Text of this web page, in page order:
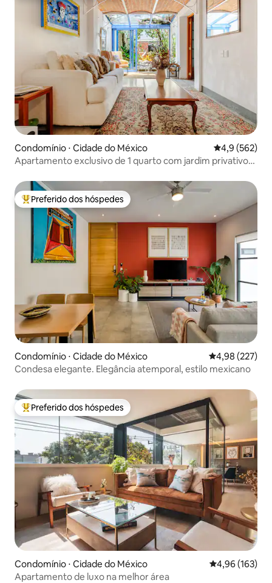
Condomínio ⋅ Cidade do México 4,9 de uma
4,9 (562)
Apartamento exclusivo de 1 quarto com jardim privativo
Entre os melhores preferidos dos hóspedes
Preferido dos hóspedes
Condomínio ⋅ Cidade do México 4,98 de uma
4,98 (227)
Condesa elegante. Elegância atemporal, estilo mexicano
Entre os melhores preferidos dos hóspedes
Preferido dos hóspedes
Condomínio ⋅ Cidade do México 4,96 de uma
4,96 (163)
Apartamento de luxo na melhor área